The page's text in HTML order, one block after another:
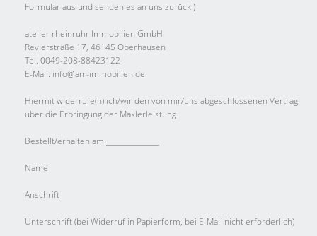
Formular aus und senden es an uns zurück.)
atelier rheinruhr Immobilien GmbH
Revierstraße 17, 46145 Oberhausen
Tel. 0049-208-88423122
E-Mail: info@arr-immobilien.de
Hiermit widerrufe(n) ich/wir den von mir/uns abgeschlossenen Vertrag
über die Erbringung der Maklerleistung
Bestellt/erhalten am _______________
Name
Anschrift
Unterschrift (bei Widerruf in Papierform, bei E-Mail nicht erforderlich)